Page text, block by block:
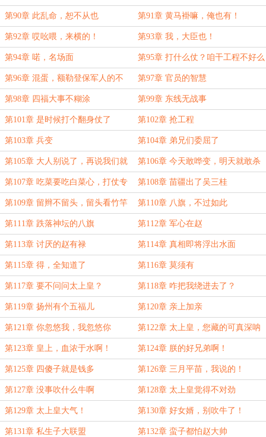
第90章 此乱命，恕不从也 第91章 黄马褂嘛，俺也有！
第92章 哎吆喂，来横的！ 第93章 我，大臣也！
第94章 喏，名场面 第95章 打什么仗？咱干工程不好么
第96章 混蛋，额勒登保军人的不
是！
第97章 官员的智慧
第98章 四福大事不糊涂 第99章 东线无战事
第101章 是时候打个翻身仗了 第102章 抢工程
第103章 兵变 第104章 弟兄们委屈了
第105章 大人别说了，再说我们就
信了
第106章 今天敢哗变，明天就敢杀
鞑子
第107章 吃菜要吃白菜心，打仗专
打八旗兵
第108章 苗疆出了吴三桂
第109章 留辫不留头，留头看竹竿 第110章 八旗，不过如此
第111章 跌落神坛的八旗 第112章 军心在赵
第113章 讨厌的赵有禄 第114章 真相即将浮出水面
第115章 得，全知道了 第116章 莫须有
第117章 要不问问太上皇？ 第118章 咋把我绕进去了？
第119章 扬州有个五福儿 第120章 亲上加亲
第121章 你忽悠我，我忽悠你 第122章 太上皇，您藏的可真深呐
第123章 皇上，血浓于水啊！ 第124章 朕的好兄弟啊！
第125章 四傻子就是钱多 第126章 三月平苗，我说的！
第127章 没事吹什么牛啊 第128章 太上皇觉得不对劲
第129章 太上皇大气！ 第130章 好女婿，别吹牛了！
第131章 私生子大联盟 第132章 蛮子都怕赵大帅